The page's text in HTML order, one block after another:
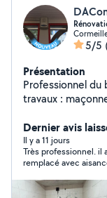
5/5
Présentation
Professionnel
travaux :
extérieure.
rapide
Dernier avis
Il y a 11 jours
Très professionnel. il a bien compris la problématique. il a
remplacé avec